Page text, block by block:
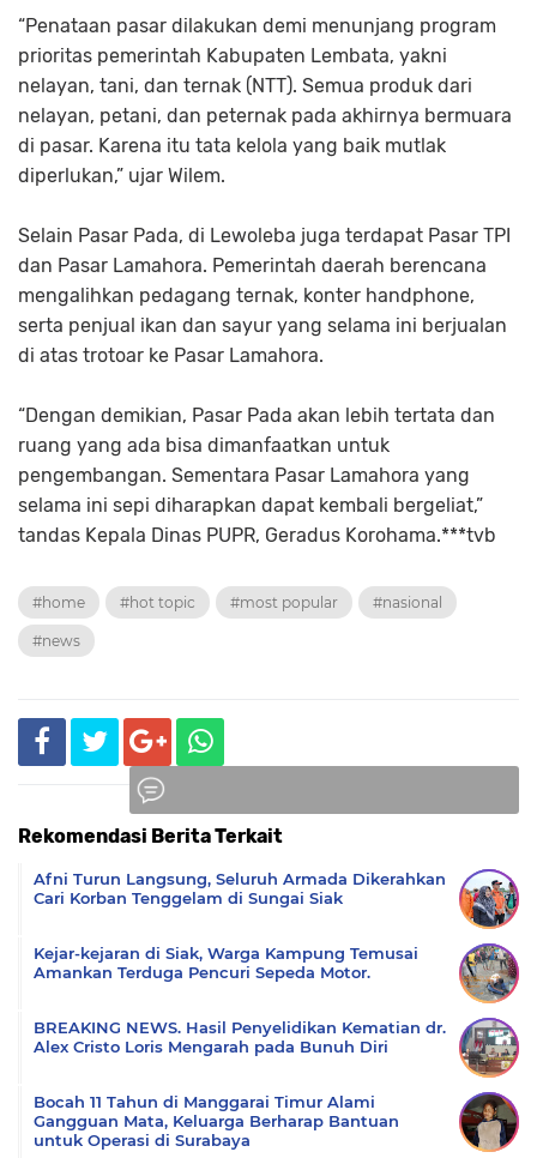
“Penataan pasar dilakukan demi menunjang program
prioritas pemerintah Kabupaten Lembata, yakni
nelayan, tani, dan ternak (NTT). Semua produk dari
nelayan, petani, dan peternak pada akhirnya bermuara
di pasar. Karena itu tata kelola yang baik mutlak
diperlukan,” ujar Wilem.
Selain Pasar Pada, di Lewoleba juga terdapat Pasar TPI
dan Pasar Lamahora. Pemerintah daerah berencana
mengalihkan pedagang ternak, konter handphone,
serta penjual ikan dan sayur yang selama ini berjualan
di atas trotoar ke Pasar Lamahora.
“Dengan demikian, Pasar Pada akan lebih tertata dan
ruang yang ada bisa dimanfaatkan untuk
pengembangan. Sementara Pasar Lamahora yang
selama ini sepi diharapkan dapat kembali bergeliat,”
tandas Kepala Dinas PUPR, Geradus Korohama.***tvb
#home #hot topic #most popular #nasional
#news
Rekomendasi Berita Terkait
Afni Turun Langsung, Seluruh Armada Dikerahkan
Cari Korban Tenggelam di Sungai Siak
Kejar-kejaran di Siak, Warga Kampung Temusai
Amankan Terduga Pencuri Sepeda Motor.
BREAKING NEWS. Hasil Penyelidikan Kematian dr.
Alex Cristo Loris Mengarah pada Bunuh Diri
Bocah 11 Tahun di Manggarai Timur Alami
Gangguan Mata, Keluarga Berharap Bantuan
untuk Operasi di Surabaya